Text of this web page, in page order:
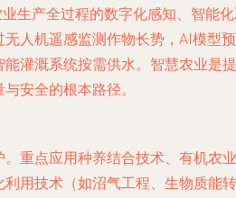
生产全过程的数字化感知、智能
人机遥感监测作物长势，AI模型预
灌溉系统按需供水。智慧农业是提
安全的根本路径。
重点应用种养结合技术、有机农业
用技术（如沼气工程、生物质能转